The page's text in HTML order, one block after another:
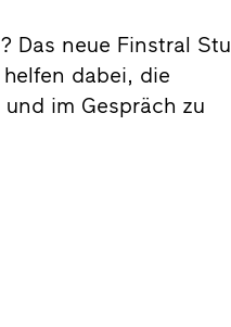
Das neue Finstral
dabei, die
im Gespräch zu